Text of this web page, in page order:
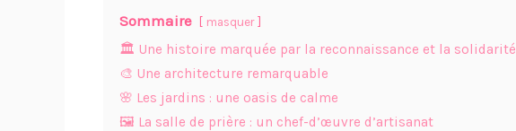
Sommaire masquer
🏛️ Une histoire marquée par la reconnaissance et la solidarité
🎨 Une architecture remarquable
🌸 Les jardins : une oasis de calme
🖼️ La salle de prière : un chef-d’œuvre d’artisanat